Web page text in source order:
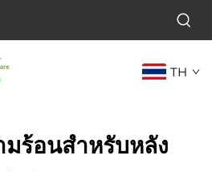
TH
ร้อนสำหรับหลัง